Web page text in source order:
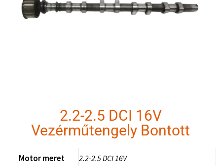
2.2-2.5 DCI 16V
Vezérműtengely Bontott
Motor meret 2.2-2.5 DCI 16V